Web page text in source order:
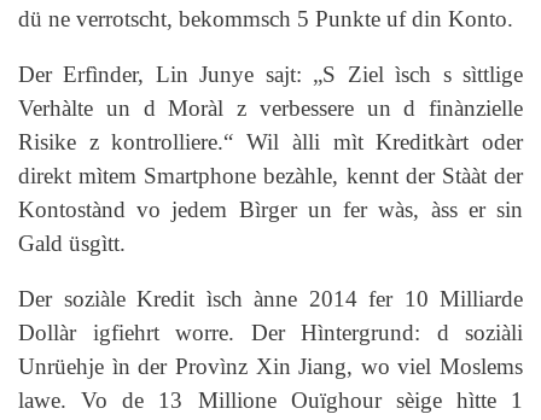
dü ne verrotscht, bekommsch 5 Punkte uf din Konto.
Der Erfìnder, Lin Junye sajt: „S Ziel ìsch s sìttlige
Verhàlte un d Moràl z verbessere un d finànzielle
Risike z kontrolliere.“ Wil àlli mìt Kreditkàrt oder
direkt mìtem Smartphone bezàhle, kennt der Stààt der
Kontostànd vo jedem Bìrger un fer wàs, àss er sin
Gald üsgìtt.
Der soziàle Kredit ìsch ànne 2014 fer 10 Milliarde
Dollàr igfiehrt worre. Der Hìntergrund: d soziàli
Unrüehje ìn der Provìnz Xin Jiang, wo viel Moslems
lawe. Vo de 13 Millione Ouïghour sèige hìtte 1